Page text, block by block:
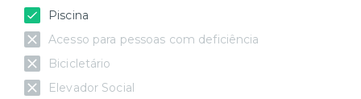
Piscina
Acesso para pessoas com deficiência
Bicicletário
Elevador Social